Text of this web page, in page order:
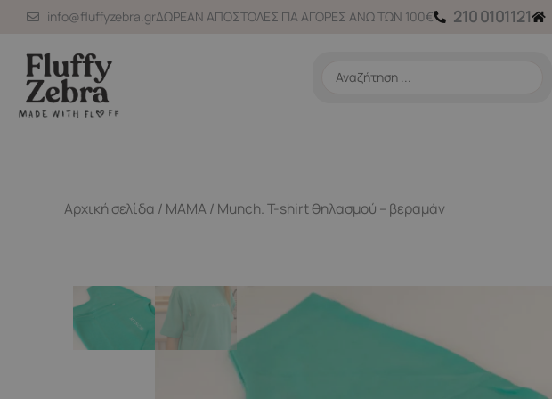
Μετάβαση
περιεχόμενο
info@fluffyzebra.grΔΩΡΕΑΝ ΑΠΟΣΤΟΛΕΣ ΓΙΑ ΑΓΟΡΕΣ ΑΝΩ ΤΩΝ 100€ 210 0101121
Search
Αρχική σελίδα / ΜΑΜΑ/ Munch. T-shirt θηλασμού – βεραμάν